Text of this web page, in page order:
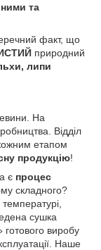
та
факт, що
природний
липи
На
Відділ
етапом
продукцію!
є процес
складного?
сушка
виробу
Наше